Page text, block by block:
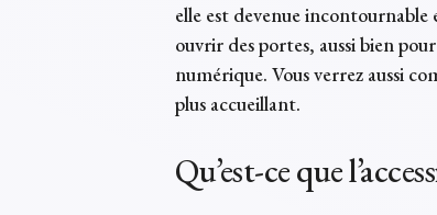
elle est devenue
ouvrir des portes, aussi bien
numérique. Vous verrez aussi
plus accueillant.
Qu’est-ce que